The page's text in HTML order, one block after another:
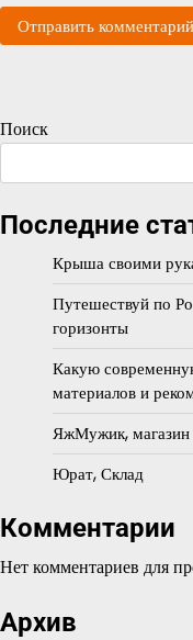
Поиск
Последние
Крыша своими
Путешествуй по
горизонты
Какую
материалов и
ЯжМужик, магазин
Юрат, Склад
Комментарии
Нет комментариев для
Архив